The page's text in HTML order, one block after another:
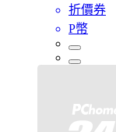
折價券
P幣